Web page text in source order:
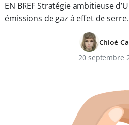
EN BREF Stratégie ambitieuse
émissions de gaz à effet de
Chloé
20 septembre